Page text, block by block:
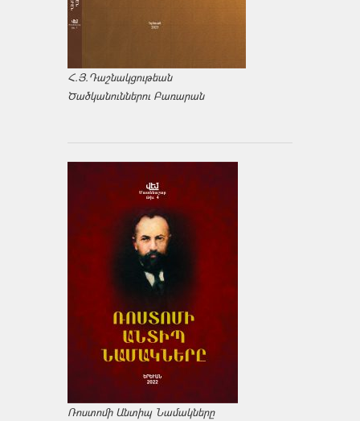
Հ.Յ.Դաշնակցութեան
Ծածկանուններու Բառարան
Ռոստոմի Անտիպ Նամակները